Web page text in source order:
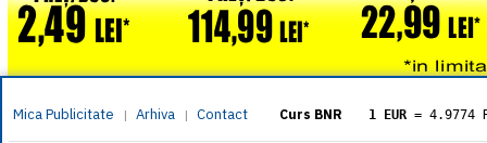
Mica Publicitate | Arhiva | Contact Curs BNR 1 EUR = 4.9774